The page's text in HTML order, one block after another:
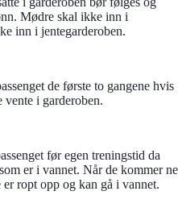
Mødre skal ikke inn i
inn i jentegarderoben.
de første to gangene hvis
vente i garderoben.
før egen treningstid da
er i vannet. Når de kommer
ropt opp og kan gå i vannet.